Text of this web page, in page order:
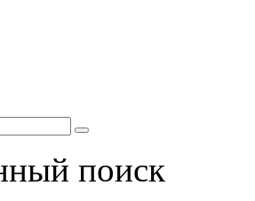
поиск